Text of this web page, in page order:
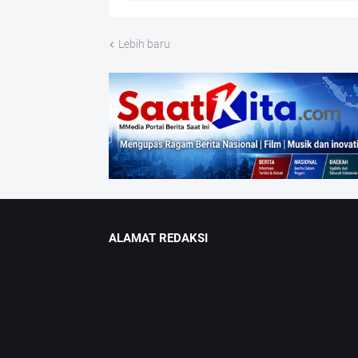
Lebih baru
ALAMAT REDAKSI